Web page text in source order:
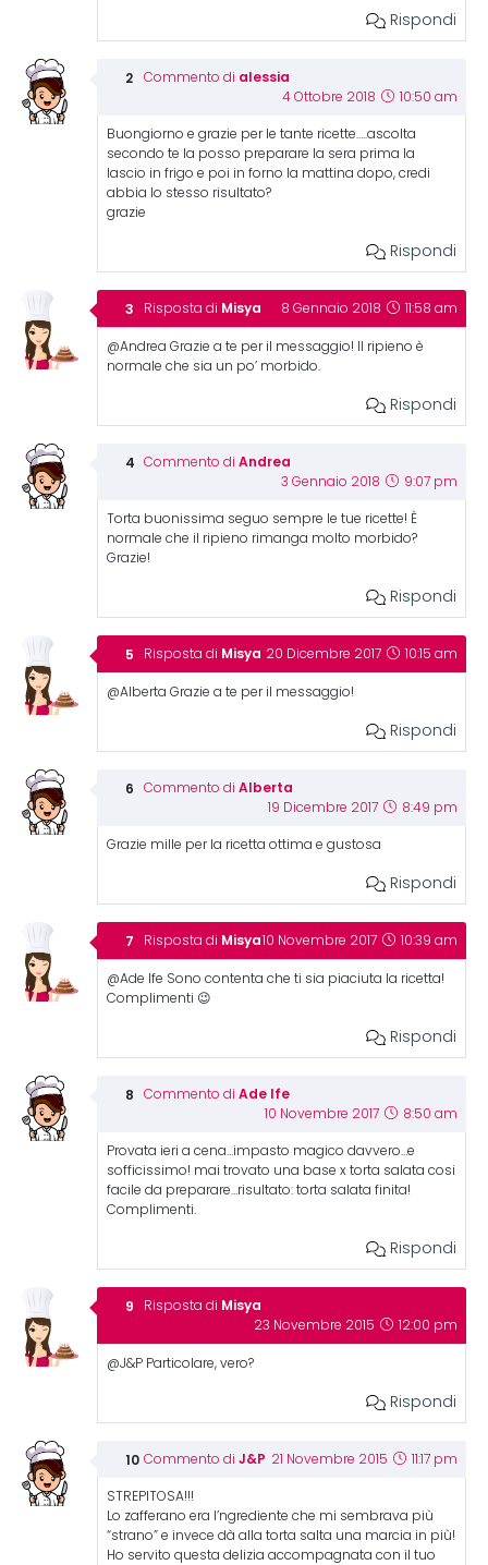
Rispondi
Commento di alessia
4 Ottobre 2018 10:50 am
Buongiorno e grazie per le tante ricette…..ascolta
secondo te la posso preparare la sera prima la
lascio in frigo e poi in forno la mattina dopo, credi
abbia lo stesso risultato?
grazie
Rispondi
Risposta di Misya 8 Gennaio 2018 11:58 am
@Andrea Grazie a te per il messaggio! Il ripieno è
normale che sia un po’ morbido.
Rispondi
Commento di Andrea
3 Gennaio 2018 9:07 pm
Torta buonissima seguo sempre le tue ricette! È
normale che il ripieno rimanga molto morbido?
Grazie!
Rispondi
Risposta di Misya 20 Dicembre 2017 10:15 am
@Alberta Grazie a te per il messaggio!
Rispondi
Commento di Alberta
19 Dicembre 2017 8:49 pm
Grazie mille per la ricetta ottima e gustosa
Rispondi
Risposta di Misya10 Novembre 2017 10:39 am
@Ade Ife Sono contenta che ti sia piaciuta la ricetta!
Complimenti 😉
Rispondi
Commento di Ade Ife
10 Novembre 2017 8:50 am
Provata ieri a cena…impasto magico davvero…e
sofficissimo! mai trovato una base x torta salata cosi
facile da preparare…risultato: torta salata finita!
Complimenti.
Rispondi
Risposta di Misya
23 Novembre 2015 12:00 pm
@J&P Particolare, vero?
Rispondi
Commento di J&P 21 Novembre 2015 11:17 pm
STREPITOSA!!!
Lo zafferano era l’ngrediente che mi sembrava più
“strano” e invece dà alla torta salta una marcia in più!
Ho servito questa delizia accompagnata con il tuo